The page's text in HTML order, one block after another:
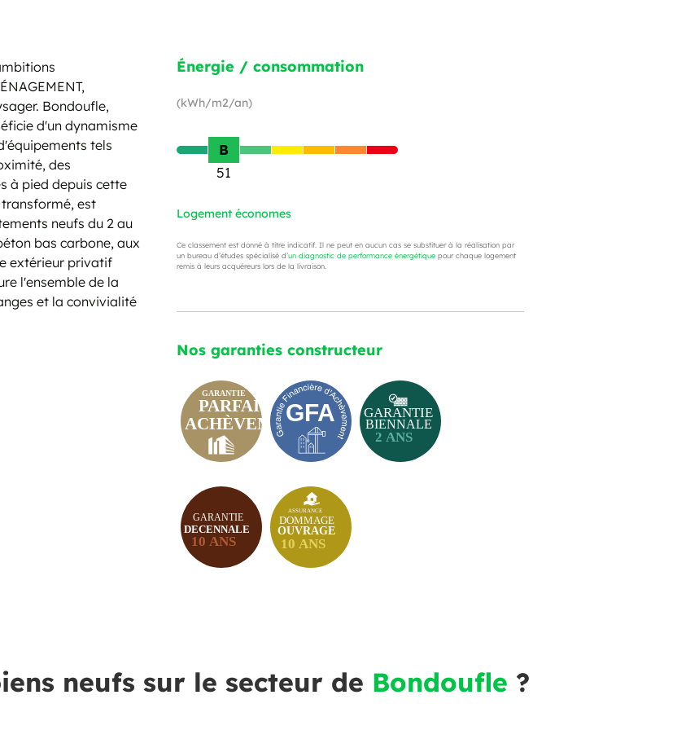
Bondoufle,
d'un dynamisme
tels
des
à pied depuis cette
transformé, est
neufs du 2 au
bas carbone, aux
extérieur privatif
l'ensemble de la
et la convivialité
Énergie / consommation
(kWh/m2/an)
B
51
Logement économes
Ce classement est donné à titre indicatif. Il ne peut en aucun cas se substituer à la réalisation par
un bureau d’études spécialisé d’un diagnostic de performance énergétique pour chaque logement
remis à leurs acquéreurs lors de la livraison.
Nos garanties constructeur
neufs sur le secteur de Bondoufle ?